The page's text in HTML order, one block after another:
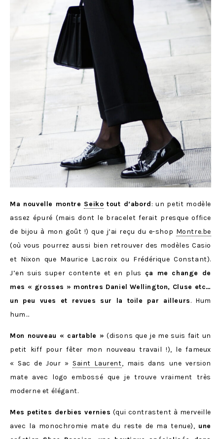
Ma nouvelle montre Seiko tout d’abord: un petit modèle
assez épuré (mais dont le bracelet ferait presque office
de bijou à mon goût !) que j’ai reçu du e-shop Montre.be
(où vous pourrez aussi bien retrouver des modèles Casio
et Nixon que Maurice Lacroix ou Frédérique Constant).
J’en suis super contente et en plus ça me change de
mes « grosses » montres Daniel Wellington, Cluse etc…
un peu vues et revues sur la toile par ailleurs. Hum
hum…
Mon nouveau « cartable » (disons que je me suis fait un
petit kiff pour fêter mon nouveau travail !), le fameux
« Sac de Jour » Saint Laurent, mais dans une version
mate avec logo embossé que je trouve vraiment très
moderne et élégant.
Mes petites derbies vernies (qui contrastent à merveille
avec la monochromie mate du reste de ma tenue), une